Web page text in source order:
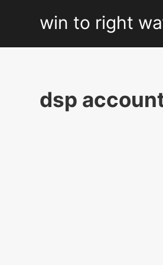
win
to
win to right
dsp